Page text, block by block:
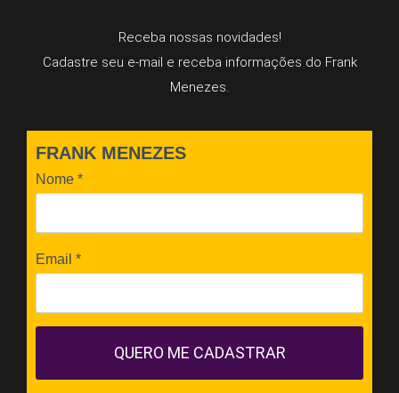
Receba nossas novidades!
Cadastre seu e-mail e receba informações do Frank
Menezes.
FRANK MENEZES
Nome *
Email *
QUERO ME CADASTRAR